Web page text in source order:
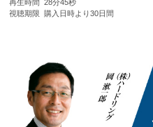
再生時間
28分45秒
視聴期限
購入日時より30日間